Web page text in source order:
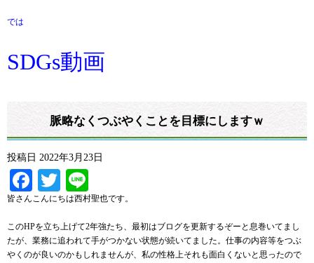
では
SDGs動画
脈略なくつぶやくことを目標にしますｗ
投稿日 2022年3月23日
Facebook
Twitter
皆さんこんにちは西村聖也です。
このHPを立ち上げて2年強たち、最初はブログを更新するぞーと息巻いてまし
たが、業務に追われて手がつかない状態が続いてました。仕事の内容等をつぶ
やくのが良いのかもしれませんが、私の性格上それも面白くないと思ったので